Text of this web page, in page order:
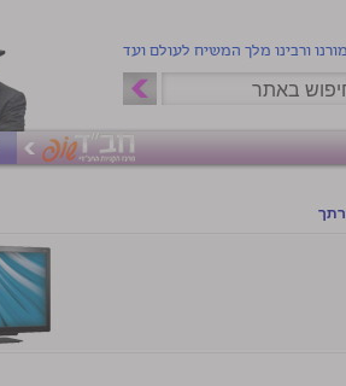
מורנו ורבינו מלך המשיח לעולם ועד